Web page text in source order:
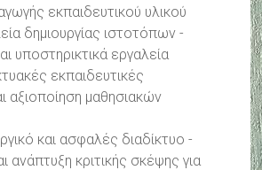
εκπαιδευτικού υλικού
δημιουργίας ιστοτόπων -
υποστηρικτικά εργαλεία
εκπαιδευτικές
αξιοποίηση μαθησιακών
και ασφαλές διαδίκτυο -
ανάπτυξη κριτικής σκέψης για